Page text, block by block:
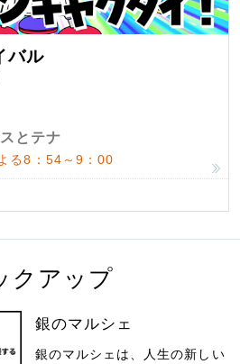
バル
とテナ
る8：54～9：00
クアップ
銀のマルシェ
銀のマルシェは、人生の新しい